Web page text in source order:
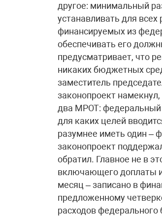
другое: минимальный
устанавливать для всех
финансируемых из
обеспечивать его
предусматривает, что
никаких бюджетных
заместитель
законопроект
два МРОТ: федеральный
для каких целей
разумнее иметь один –
законопроект
обратил. Главное не в
включающего доплаты и
месяц – записано в
предложенному
расходов